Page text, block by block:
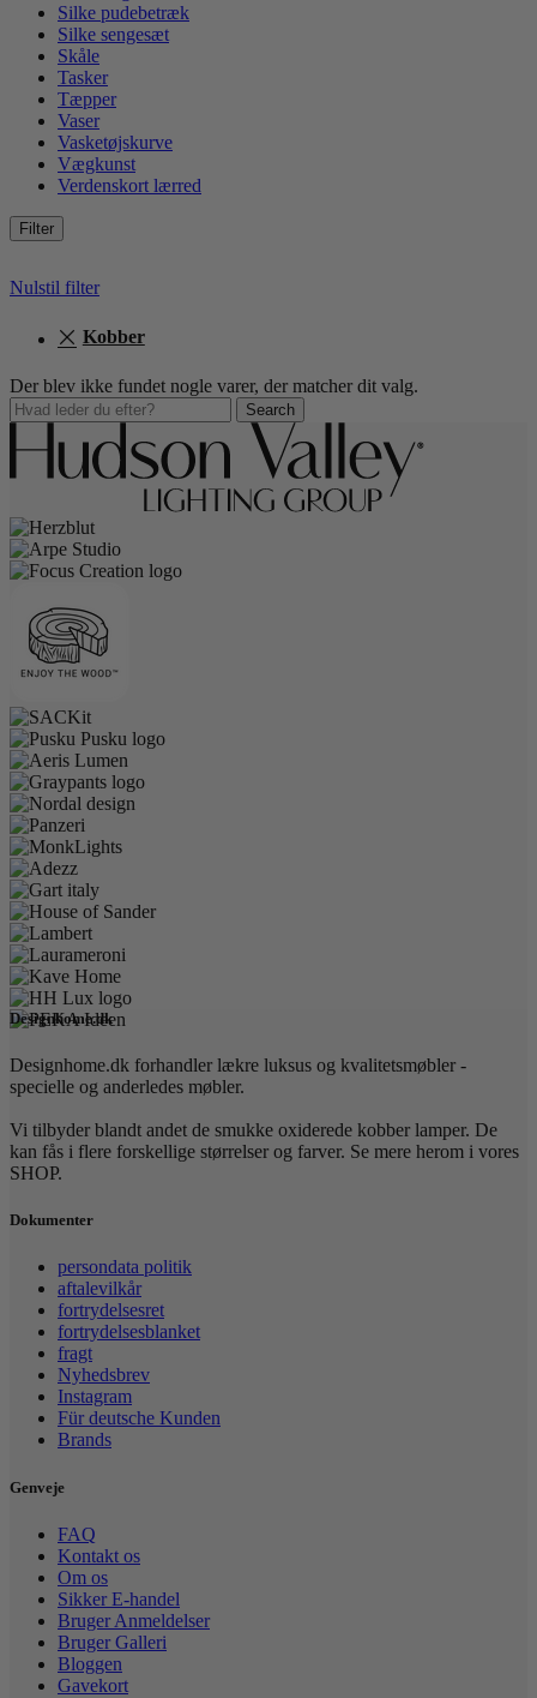
Silke pudebetræk
Silke sengesæt
Skåle
Tasker
Tæpper
Vaser
Vasketøjskurve
Vægkunst
Verdenskort lærred
Filter
Nulstil filter
Kobber
Der blev ikke fundet nogle varer, der matcher dit valg.
Search
Designhome.dk
Designhome.dk forhandler lækre luksus og kvalitetsmøbler -
specielle og anderledes møbler.
Vi tilbyder blandt andet de smukke oxiderede kobber lamper. De
kan fås i flere forskellige størrelser og farver. Se mere herom i vores
SHOP.
Dokumenter
persondata politik
aftalevilkår
fortrydelsesret
fortrydelsesblanket
fragt
Nyhedsbrev
Instagram
Für deutsche Kunden
Brands
Genveje
FAQ
Kontakt os
Om os
Sikker E-handel
Bruger Anmeldelser
Bruger Galleri
Bloggen
Gavekort